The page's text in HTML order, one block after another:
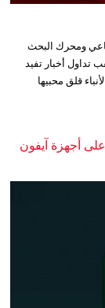
ومحرك البحث
تداول أخبار تفيد
قلق محبيها
أجهزة آيفون